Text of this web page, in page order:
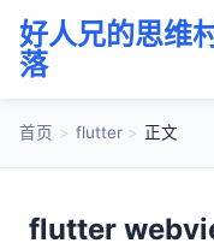
好人兄的思维
落
首页 > flutter > 正文
flutter